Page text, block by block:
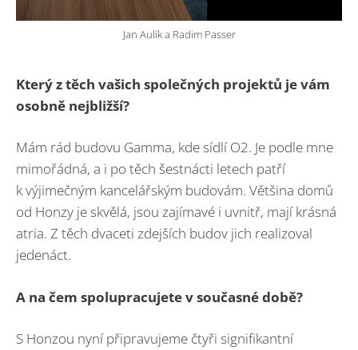
Jan Aulík a Radim Passer
Který z těch vašich společných projektů je vám
osobně nejbližší?
Mám rád budovu Gamma, kde sídlí O2. Je podle mne
mimořádná, a i po těch šestnácti letech patří
k výjimečným kancelářským budovám. Většina domů
od Honzy je skvělá, jsou zajímavé i uvnitř, mají krásná
atria. Z těch dvaceti zdejších budov jich realizoval
jedenáct.
A na čem spolupracujete v současné době?
S Honzou nyní připravujeme čtyři signifikantní